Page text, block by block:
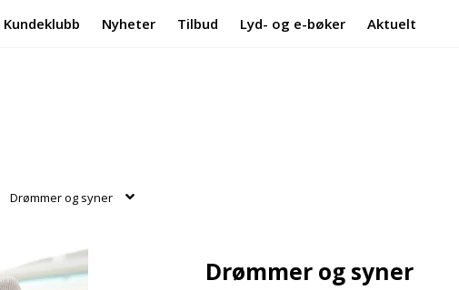
Kundeklubb Nyheter Tilbud Lyd- og e-bøker Aktuelt
Drømmer og syner
Drømmer og syner